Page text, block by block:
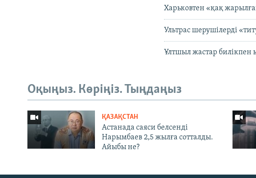
Харьковтен «қақ
Ультрас шерушілерді
Ұлтшыл жастар билікпен
Оқыңыз. Көріңіз. Тыңдаңыз
ҚАЗАҚСТАН
Астанада саяси белсенді
Нарымбаев 2,5 жылға сотталды.
Айыбы не?